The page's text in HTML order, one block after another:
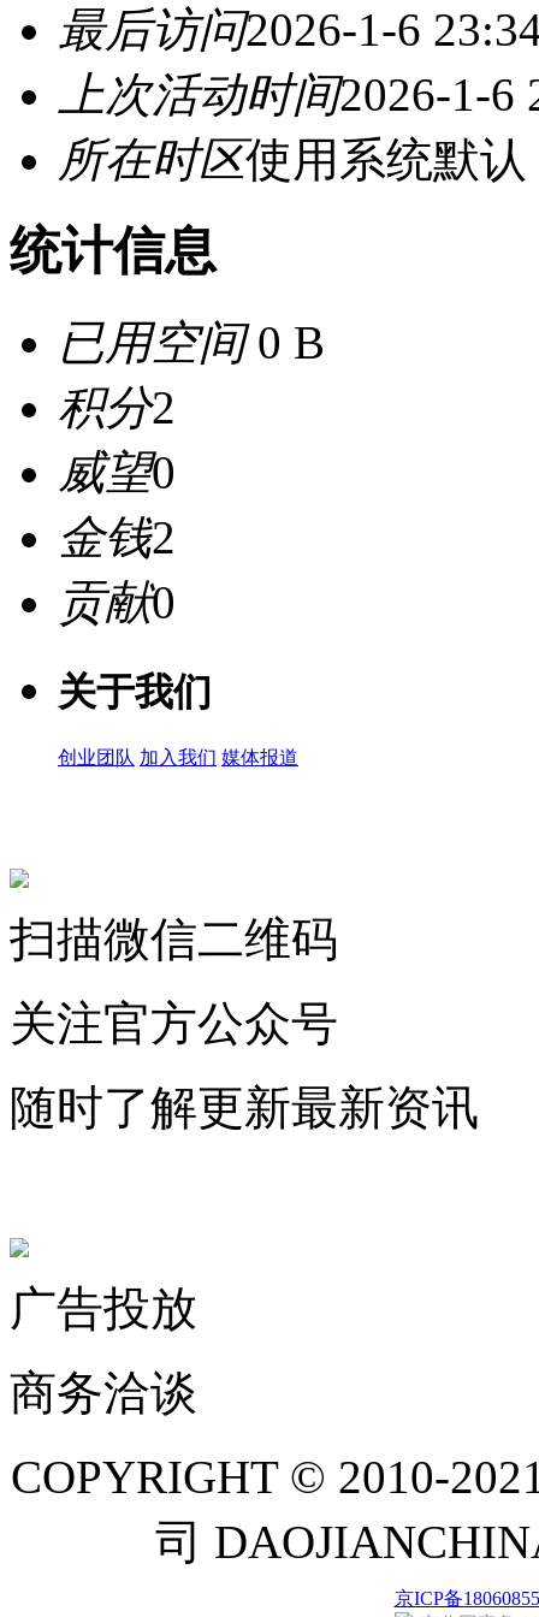
最后访问2026-1-6
上次活动时间2026-1-6
所在时区使用系统默认
统计信息
已用空间0 B
积分2
威望0
金钱2
贡献0
关于我们
创业团队 加入我们 媒体报道
扫描微信二维码
关注官方公众号
随时了解更新最新资讯
广告投放
商务洽谈
COPYRIGHT © 2010-
司
京ICP备